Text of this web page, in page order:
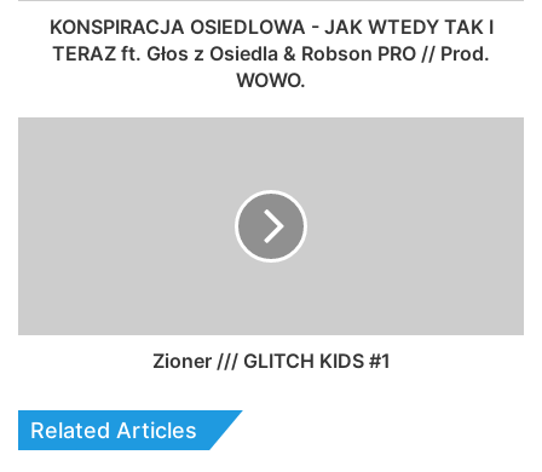
KONSPIRACJA OSIEDLOWA - JAK WTEDY TAK I
TERAZ ft. Głos z Osiedla & Robson PRO // Prod.
WOWO.
Zioner /// GLITCH KIDS #1
Related Articles